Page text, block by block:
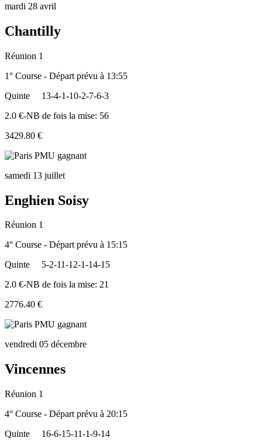
mardi 28 avril
Chantilly
Réunion 1
1° Course - Départ prévu à 13:55
Quinte
13-4-1-10-2-7-6-3
2.0 €-NB de fois la mise: 56
3429.80 €
samedi 13 juillet
Enghien Soisy
Réunion 1
4° Course - Départ prévu à 15:15
Quinte
5-2-11-12-1-14-15
2.0 €-NB de fois la mise: 21
2776.40 €
vendredi 05 décembre
Vincennes
Réunion 1
4° Course - Départ prévu à 20:15
Quinte
16-6-15-11-1-9-14